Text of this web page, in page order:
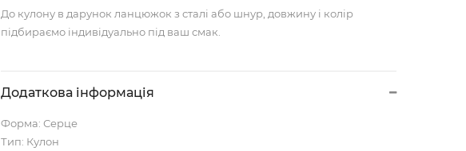
До кулону в дарунок ланцюжок з сталі або шнур, довжину і колір
підбираємо індивідуально під ваш смак.
Додаткова інформація
Форма: Серце
Тип: Кулон